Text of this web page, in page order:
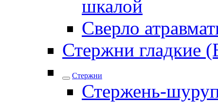
шкалой
Сверло
Стержни гладкие
Стержни
Стержень-